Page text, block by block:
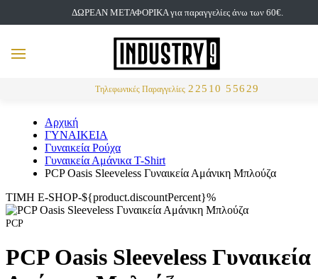
ΔΩΡΕΑΝ ΜΕΤΑΦΟΡΙΚΑ για παραγγελίες άνω των 60€.
Τηλεφωνικές Παραγγελίες 22510 55629
MENU
Αρχική
ΓΥΝΑΙΚΕΙΑ
Γυναικεία Ρούχα
Γυναικεία Αμάνικα T-Shirt
PCP Oasis Sleeveless Γυναικεία Αμάνικη Μπλούζα
ΤΙΜΗ E-SHOP-${product.discountPercent}%
PCP
PCP Oasis Sleeveless Γυναικεία